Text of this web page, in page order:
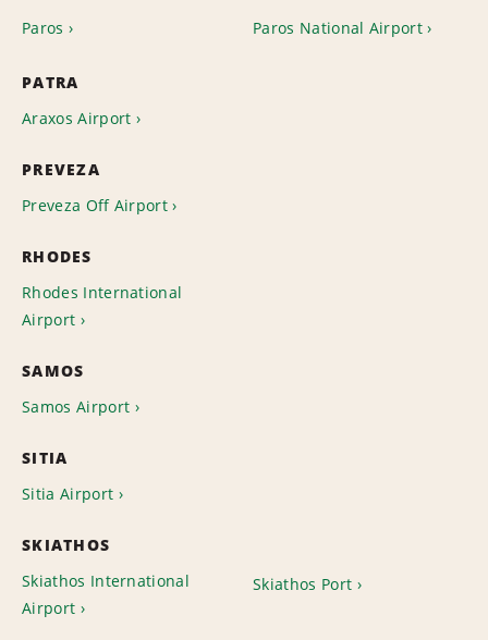
Paros
Paros National Airport
PATRA
Araxos Airport
PREVEZA
Preveza Off Airport
RHODES
Rhodes International
Airport
SAMOS
Samos Airport
SITIA
Sitia Airport
SKIATHOS
Skiathos International
Airport
Skiathos Port